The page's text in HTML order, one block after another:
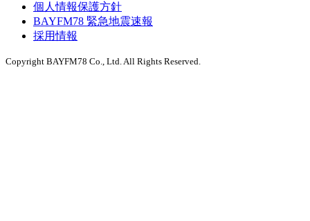
個人情報保護方針
BAYFM78 緊急地震速報
採用情報
Copyright BAYFM78 Co., Ltd. All Rights Reserved.